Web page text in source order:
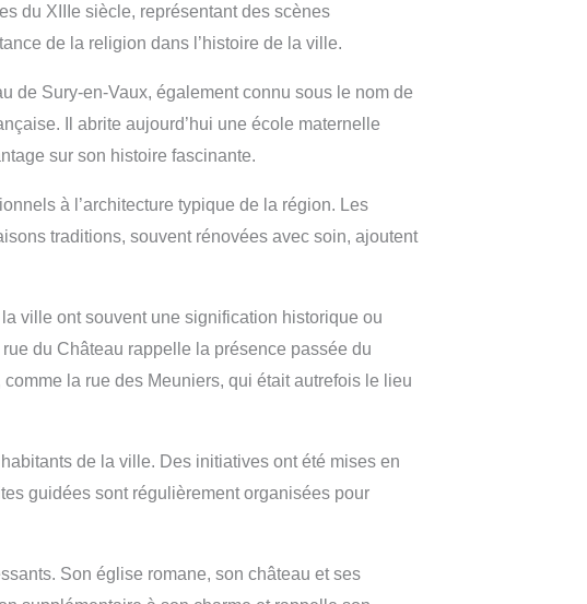
du XIIIe siècle, représentant des scènes
de la religion dans l’histoire de la ville.
de Sury-en-Vaux, également connu sous le nom de
Il abrite aujourd’hui une école maternelle
sur son histoire fascinante.
à l’architecture typique de la région. Les
traditions, souvent rénovées avec soin, ajoutent
ville ont souvent une signification historique ou
du Château rappelle la présence passée du
la rue des Meuniers, qui était autrefois le lieu
de la ville. Des initiatives ont été mises en
guidées sont régulièrement organisées pour
Son église romane, son château et ses